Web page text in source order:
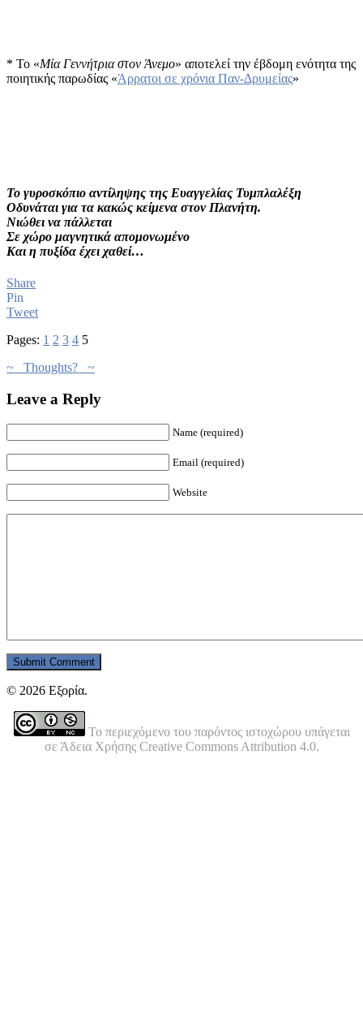
* Το «Μία Γεννήτρια στον Άνεμο» αποτελεί την έβδομη ενότητα της
ποιητικής παρωδίας «Άρρατοι σε χρόνια Παν-Δρυμείας»
Το γυροσκόπιο αντίληψης της Ευαγγελίας Τυμπλαλέξη
Οδυνάται για τα κακώς κείμενα στον Πλανήτη.
Νιώθει να πάλλεται
Σε χώρο μαγνητικά απομονωμένο
Και η πυξίδα έχει χαθεί…
Share
Pin
Tweet
Pages: 1 2 3 4 5
~ Thoughts? ~
Leave a Reply
Name (required)
Email (required)
Website
© 2026 Εξορία.
Το περιεχόμενο του παρόντος ιστοχώρου υπάγεται
σε Άδεια Χρήσης Creative Commons Attribution 4.0.